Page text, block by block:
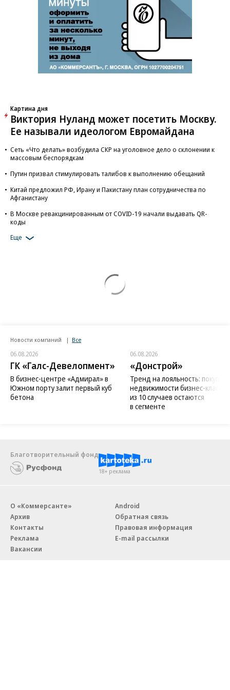
солдат
Путин озвучил итоговый план СВО
возвращении Крыма
Заставим раскаяться: союзник России
Ее называли идеологом Евромайдана
Сеть «Что делать» возбудила СКР на уголовное дело о склонении к
Афганистану
В Москве ревакцинированным от COVID-19 начали выдавать QR-
коды
Еще
ГК «Галс-Девелопмент»
В бизнес-центре «Адмирал» в
Южном порту залит первый куб
бетона
«Донстрой»
Тренд на лояльность:
недвижимости бизнес-класса
из 10 случаев остаются
в сегменте